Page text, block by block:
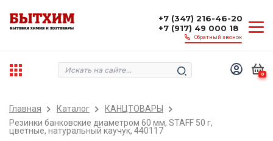
+7 (347) 216-46-20
+7 (917) 49 000 18
Обратный звонок
0
Главная Каталог
КАНЦТОВАРЫ
Резинки банковские диаметром 60 мм, STAFF 50 г,
цветные, натуральный каучук, 440117